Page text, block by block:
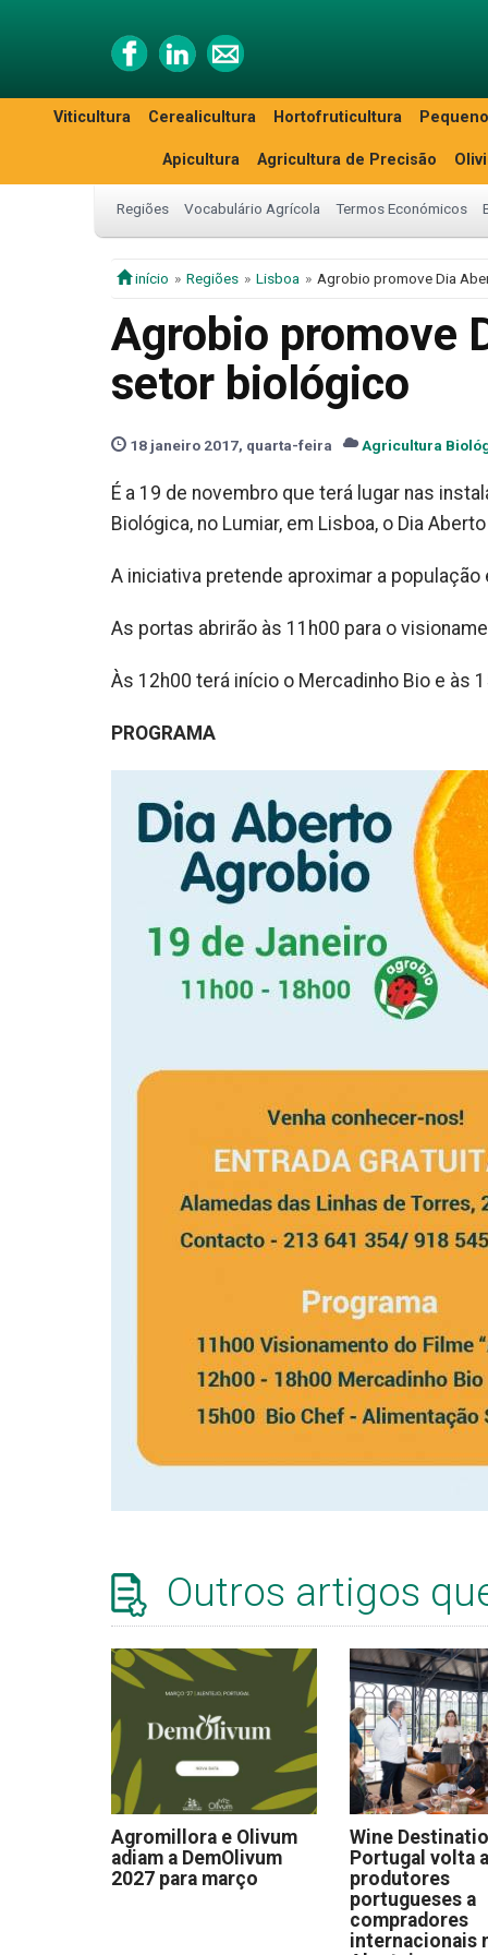
Viticultura Cerealicultura Hortofruticultura
Apicultura Agricultura de Precisão
Regiões Vocabulário Agrícola Termos Económicos
início Regiões Lisboa Agrobio promove Dia
Agrobio promove
setor biológico
18 janeiro 2017, quarta-feira Agricultura
É a 19 de novembro que terá lugar nas
Biológica, no Lumiar, em Lisboa, o Dia
A iniciativa pretende aproximar a
As portas abrirão às 11h00 para o
Às 12h00 terá início o Mercadinho Bio e às
PROGRAMA
Outros artigos
Agromillora e Olivum
adiam a DemOlivum
2027 para março
Wine
Portugal volta
produtores
portugueses a
compradores
internacionais